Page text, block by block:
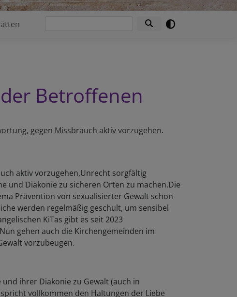
Betroffenen
gegen Missbrauch aktiv vorzugehen.
aktiv vorzugehen,Unrecht sorgfältig
und Diakonie zu sicheren Orten zu machen.Die
Prävention von sexualisierter Gewalt schon
werden regelmäßig geschult, um sensibel
KiTas gibt es seit 2023
gehen auch die Kirchengemeinden im
vorzubeugen.
ihrer Diakonie zu Gewalt (auch in
vollkommen den Haltungen der Liebe